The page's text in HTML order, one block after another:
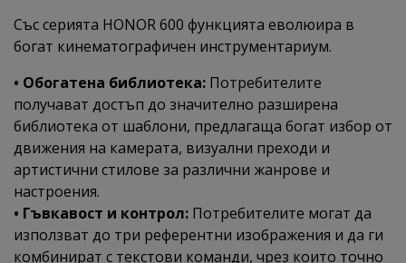
Със серията HONOR 600 функцията еволюира в
богат кинематографичен инструментариум.
• Обогатена библиотека: Потребителите
получават достъп до значително разширена
библиотека от шаблони, предлагаща богат избор от
движения на камерата, визуални преходи и
артистични стилове за различни жанрове и
настроения.
• Гъвкавост и контрол: Потребителите могат да
използват до три референтни изображения и да ги
комбинират с текстови команди, чрез които точно